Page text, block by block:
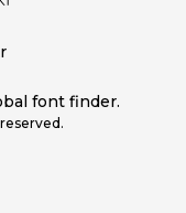
font finder.